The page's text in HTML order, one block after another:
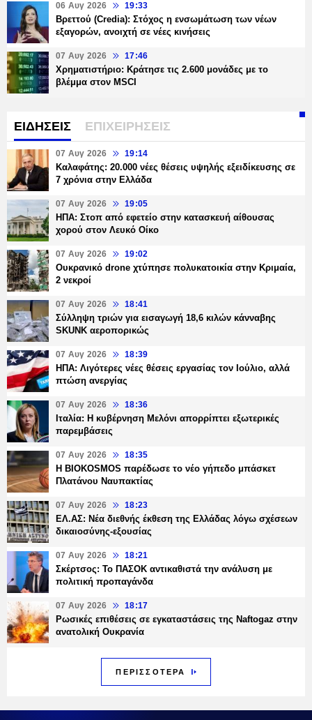
06 Αυγ 2026 19:33
Βρεττού (Credia): Στόχος η ενσωμάτωση των νέων
εξαγορών, ανοιχτή σε νέες κινήσεις
07 Αυγ 2026 17:46
Χρηματιστήριο: Κράτησε τις 2.600 μονάδες με το
βλέμμα στον MSCI
ΕΙΔΗΣΕΙΣ ΕΠΙΧΕΙΡΗΣΕΙΣ
07 Αυγ 2026 19:14
Καλαφάτης: 20.000 νέες θέσεις υψηλής εξειδίκευσης σε
7 χρόνια στην Ελλάδα
07 Αυγ 2026 19:05
ΗΠΑ: Στοπ από εφετείο στην κατασκευή αίθουσας
χορού στον Λευκό Οίκο
07 Αυγ 2026 19:02
Ουκρανικό drone χτύπησε πολυκατοικία στην Κριμαία,
2 νεκροί
07 Αυγ 2026 18:41
Σύλληψη τριών για εισαγωγή 18,6 κιλών κάνναβης
SKUNK αεροπορικώς
07 Αυγ 2026 18:39
ΗΠΑ: Λιγότερες νέες θέσεις εργασίας τον Ιούλιο, αλλά
πτώση ανεργίας
07 Αυγ 2026 18:36
Ιταλία: Η κυβέρνηση Μελόνι απορρίπτει εξωτερικές
παρεμβάσεις
07 Αυγ 2026 18:35
Η BIOKOSMOS παρέδωσε το νέο γήπεδο μπάσκετ
Πλατάνου Ναυπακτίας
07 Αυγ 2026 18:23
ΕΛ.ΑΣ: Νέα διεθνής έκθεση της Ελλάδας λόγω σχέσεων
δικαιοσύνης-εξουσίας
07 Αυγ 2026 18:21
Σκέρτσος: Το ΠΑΣΟΚ αντικαθιστά την ανάλυση με
πολιτική προπαγάνδα
07 Αυγ 2026 18:17
Ρωσικές επιθέσεις σε εγκαταστάσεις της Naftogaz στην
ανατολική Ουκρανία
ΠΕΡΙΣΣΟΤΕΡΑ